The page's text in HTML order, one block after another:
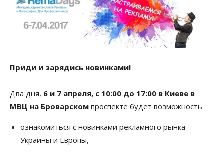
Приди и зарядись новинками!
Два дня, 6 и 7 апреля, c 10:00 до 17:00 в Киеве в
МВЦ на Броварском проспекте будет возможность
ознакомиться с новинками рекламного рынка
Украины и Европы,